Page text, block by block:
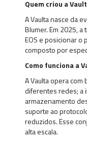
Quem criou a
A Vaulta nasce da
Blumer. Em 2025,
EOS e posicionar o
composto por
Como funciona a
A Vaulta opera
diferentes redes; a
armazenamento
suporte ao
reduzidos. Esse
alta escala.